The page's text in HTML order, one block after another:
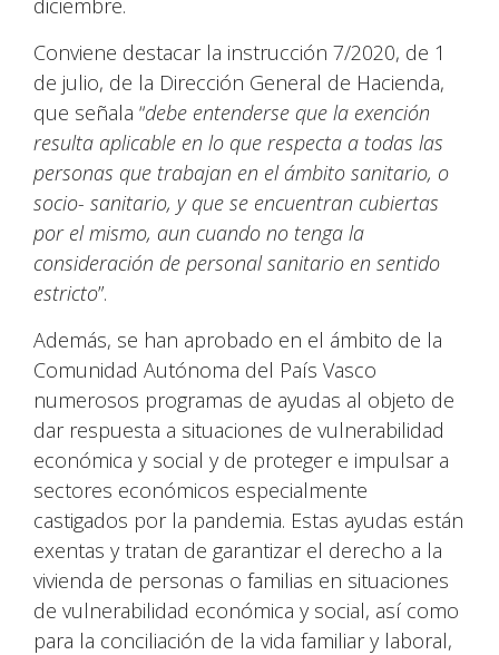
diciembre.
Conviene destacar la instrucción 7/2020, de 1
de julio, de la Dirección General de Hacienda,
que señala “debe entenderse que la exención
resulta aplicable en lo que respecta a todas las
personas que trabajan en el ámbito sanitario, o
socio- sanitario, y que se encuentran cubiertas
por el mismo, aun cuando no tenga la
consideración de personal sanitario en sentido
estricto”.
Además, se han aprobado en el ámbito de la
Comunidad Autónoma del País Vasco
numerosos programas de ayudas al objeto de
dar respuesta a situaciones de vulnerabilidad
económica y social y de proteger e impulsar a
sectores económicos especialmente
castigados por la pandemia. Estas ayudas están
exentas y tratan de garantizar el derecho a la
vivienda de personas o familias en situaciones
de vulnerabilidad económica y social, así como
para la conciliación de la vida familiar y laboral,